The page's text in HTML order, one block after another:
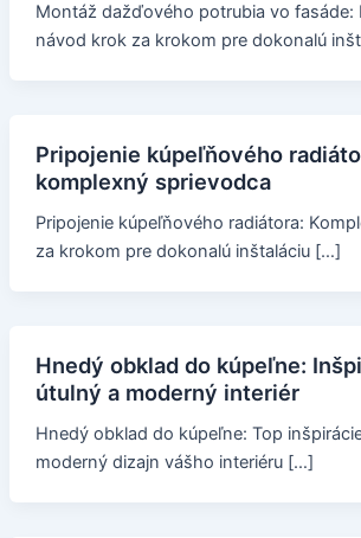
Montáž dažďového potrubia vo fasáde:
návod krok za krokom pre dokonalú
Pripojenie kúpeľňového
komplexný sprievodca
Pripojenie kúpeľňového radiátora:
za krokom pre dokonalú inštaláciu […]
Hnedý obklad do kúpeľne:
útulný a moderný interiér
Hnedý obklad do kúpeľne: Top
moderný dizajn vášho interiéru […]